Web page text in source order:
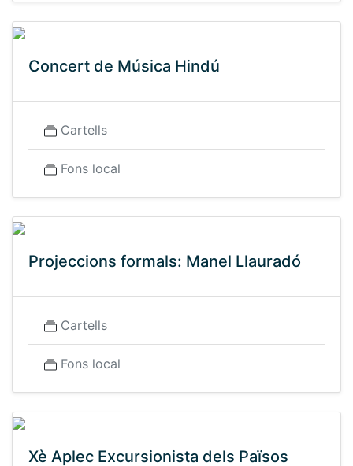
Concert de Música Hindú
Cartells
Fons local
Projeccions formals: Manel Llauradó
Cartells
Fons local
Xè Aplec Excursionista dels Països